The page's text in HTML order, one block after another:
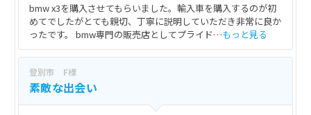
bmw x3を購入させてもらいました。輸入車を購入するのが初
めてでしたがとても親切、丁寧に説明していただき非常に良か
ったです。 bmw専門の販売店としてプライド…もっと見る
登別市 F様
素敵な出会い